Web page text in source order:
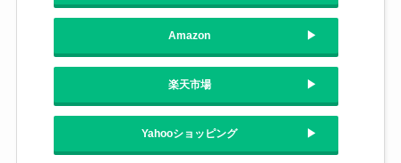
Amazon
楽天市場
Yahooショッピング